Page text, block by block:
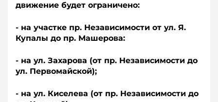
движение будет ограничено:
- на участке пр. Независимости от ул. Я.
Купалы до пр. Машерова:
- на ул. Захарова (от пр. Независимости до
ул. Первомайской);
- на ул. Киселева (от пр. Независимости до